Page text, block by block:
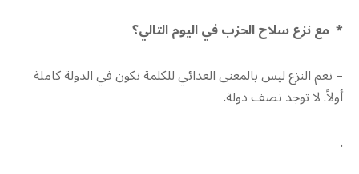
* مع نزع سلاح الحزب في اليوم التالي؟
– نعم النزع ليس بالمعنى العدائي للكلمة نكون في الدولة كاملة
أولاً. لا توجد نصف دولة.
.